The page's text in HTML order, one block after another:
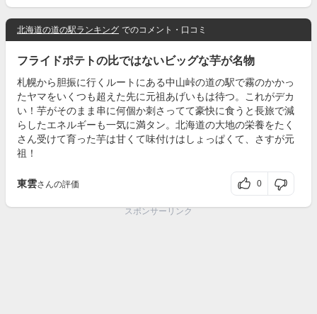
北海道の道の駅ランキング でのコメント・口コミ
フライドポテトの比ではないビッグな芋が名物
札幌から胆振に行くルートにある中山峠の道の駅で霧のかかっ
たヤマをいくつも超えた先に元祖あげいもは待つ。これがデカ
い！芋がそのまま串に何個か刺さってて豪快に食うと長旅で減
らしたエネルギーも一気に満タン。北海道の大地の栄養をたく
さん受けて育った芋は甘くて味付けはしょっぱくて、さすが元
祖！
東雲さんの評価 0
スポンサーリンク